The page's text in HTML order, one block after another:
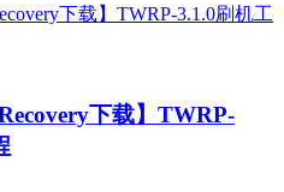
下载】TWRP-